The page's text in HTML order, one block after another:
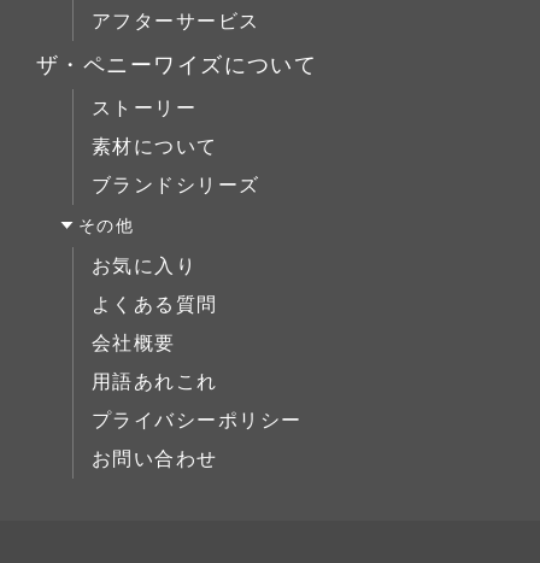
ベッド
ミラー/スモールアイテム
サイドボード
展示中
ブックケース
デスク
ベッド
ミラー/スモールアイテム
サイドボード
展示中
アフターサービス
ザ・ペニーワイズについて
ストーリー
素材について
ブランドシリーズ
その他
お気に入り
よくある質問
会社概要
用語あれこれ
プライバシーポリシー
お問い合わせ